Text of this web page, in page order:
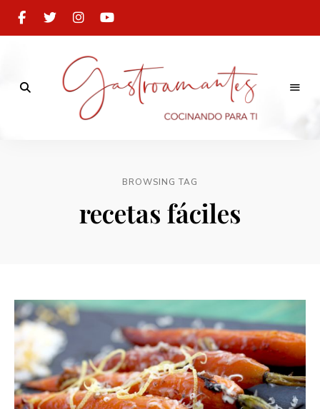
BROWSING TAG
recetas fáciles